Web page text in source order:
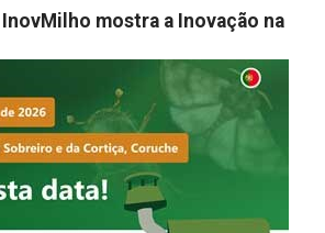
InovMilho mostra a Inovação na